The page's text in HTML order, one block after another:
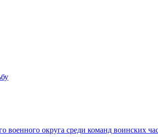
округа среди команд воинских